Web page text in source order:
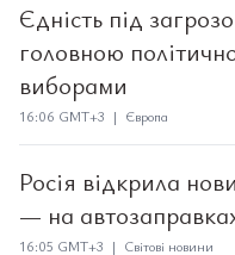
Єдність під
головною
виборами
16:06 GMT+3 | Європа
Росія відкрила
— на
16:05 GMT+3 | Світові новини